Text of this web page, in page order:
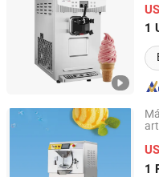
1
Zhejiang, China
1
Nanjing Prosky Food
Jiangsu, China